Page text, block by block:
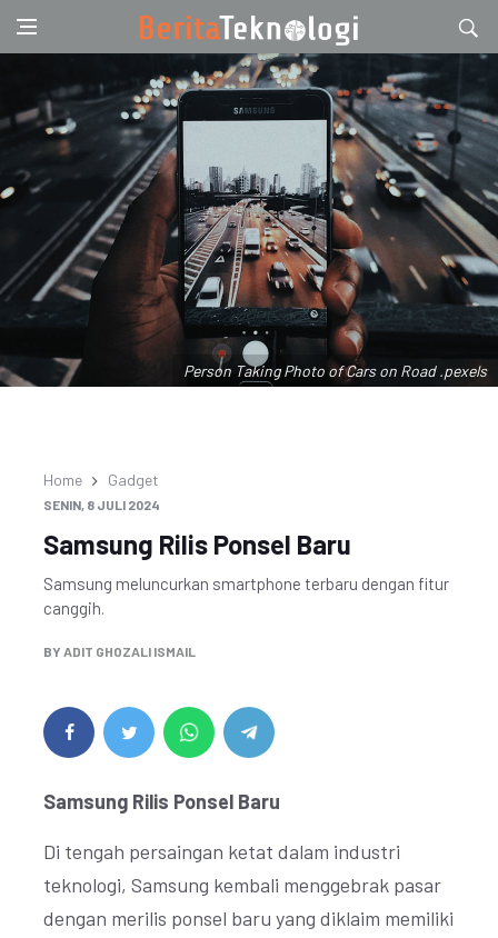
Person Taking Photo of Cars on Road .pexels
Home Gadget
SENIN, 8 JULI 2024
Samsung Rilis Ponsel Baru
Samsung meluncurkan smartphone terbaru dengan fitur
canggih.
BY ADIT GHOZALI ISMAIL
Samsung Rilis Ponsel Baru
Di tengah persaingan ketat dalam industri
teknologi, Samsung kembali menggebrak pasar
dengan merilis ponsel baru yang diklaim memiliki